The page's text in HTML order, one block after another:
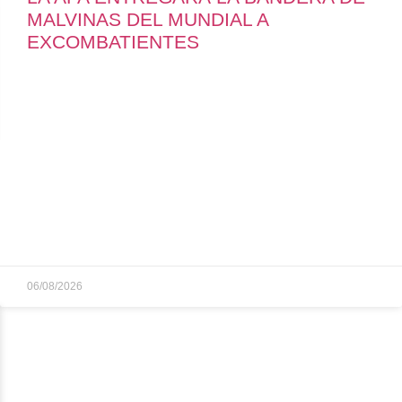
MALVINAS DEL MUNDIAL A
EXCOMBATIENTES
06/08/2026